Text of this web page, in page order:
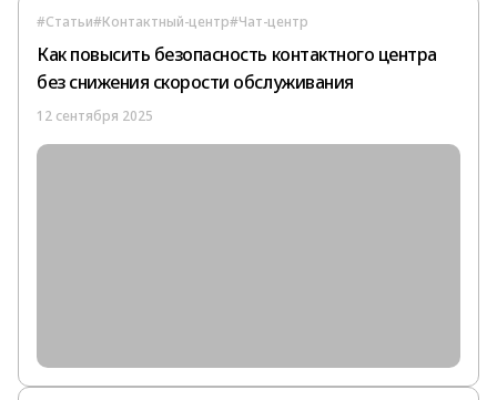
#Статьи#Контактный-центр#Чат-центр
Как повысить безопасность контактного центра
без снижения скорости обслуживания
12 сентября 2025